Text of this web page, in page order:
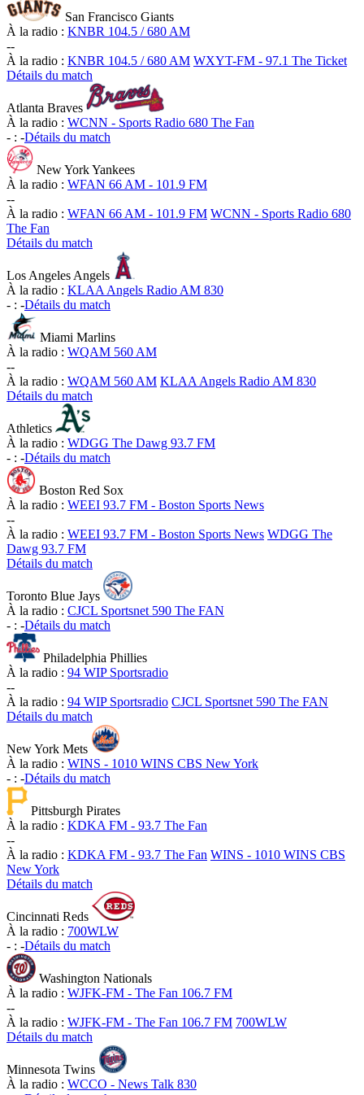
San Francisco Giants
À la radio : KNBR 104.5 / 680 AM
--
À la radio : KNBR 104.5 / 680 AM WXYT-FM - 97.1 The Ticket
Détails du match
Atlanta Braves
À la radio : WCNN - Sports Radio 680 The Fan
- : -Détails du match
New York Yankees
À la radio : WFAN 66 AM - 101.9 FM
--
À la radio : WFAN 66 AM - 101.9 FM WCNN - Sports Radio 680
The Fan
Détails du match
Los Angeles Angels
À la radio : KLAA Angels Radio AM 830
- : -Détails du match
Miami Marlins
À la radio : WQAM 560 AM
--
À la radio : WQAM 560 AM KLAA Angels Radio AM 830
Détails du match
Athletics
À la radio : WDGG The Dawg 93.7 FM
- : -Détails du match
Boston Red Sox
À la radio : WEEI 93.7 FM - Boston Sports News
--
À la radio : WEEI 93.7 FM - Boston Sports News WDGG The
Dawg 93.7 FM
Détails du match
Toronto Blue Jays
À la radio : CJCL Sportsnet 590 The FAN
- : -Détails du match
Philadelphia Phillies
À la radio : 94 WIP Sportsradio
--
À la radio : 94 WIP Sportsradio CJCL Sportsnet 590 The FAN
Détails du match
New York Mets
À la radio : WINS - 1010 WINS CBS New York
- : -Détails du match
Pittsburgh Pirates
À la radio : KDKA FM - 93.7 The Fan
--
À la radio : KDKA FM - 93.7 The Fan WINS - 1010 WINS CBS
New York
Détails du match
Cincinnati Reds
À la radio : 700WLW
- : -Détails du match
Washington Nationals
À la radio : WJFK-FM - The Fan 106.7 FM
--
À la radio : WJFK-FM - The Fan 106.7 FM 700WLW
Détails du match
Minnesota Twins
À la radio : WCCO - News Talk 830